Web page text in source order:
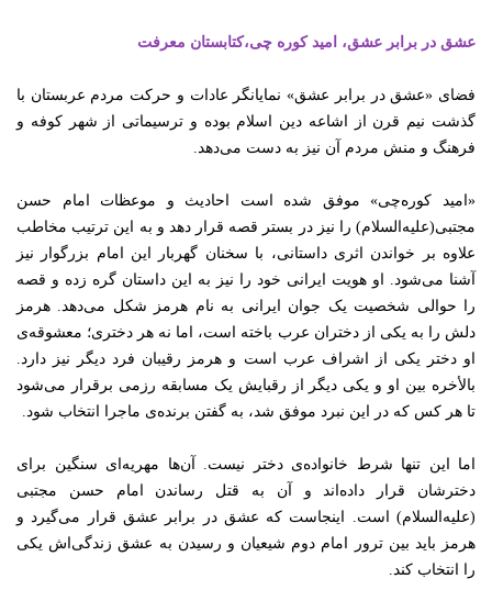
عشق در برابر عشق، امید کوره چی،‌کتابستان معرفت
فضای «عشق در برابر عشق» نمایانگر عادات و حرکت مردم عربستان با
گذشت نیم قرن از اشاعه‌ دین اسلام بوده و ترسیماتی از شهر کوفه و
فرهنگ و منش مردم آن نیز به دست می‌دهد.
«امید کوره‌چی» موفق شده است احادیث و موعظات امام حسن
مجتبی(علیه‌السلام) را نیز در بستر قصه قرار دهد و به این ترتیب مخاطب
علاوه بر خواندن اثری داستانی، با سخنان گهربار این امام بزرگوار نیز
آشنا می‌شود. او هویت ایرانی خود را نیز به این داستان گره زده و قصه
را حوالی شخصیت یک جوان ایرانی به نام هرمز شکل می‌دهد. هرمز
دلش را به یکی از دختران عرب باخته است، اما نه هر دختری؛ معشوقه‌ی
او دختر یکی از اشراف عرب است و هرمز رقیبان فرد دیگر نیز دارد.
بالأخره بین او و یکی دیگر از رقبایش یک مسابقه‌ رزمی برقرار می‌شود
تا هر کس که در این نبرد موفق شد، به گفتن برنده‌ی ماجرا انتخاب شود.
اما این تنها شرط خانواده‌ی دختر نیست. آن‌ها مهریه‌ای سنگین برای
دخترشان قرار داده‌اند و آن به قتل رساندن امام حسن مجتبی
(علیه‌السلام) است. اینجاست که عشق در برابر عشق قرار می‌گیرد و
هرمز باید بین ترور امام دوم شیعیان و رسیدن به عشق زندگی‌اش یکی
را انتخاب کند.